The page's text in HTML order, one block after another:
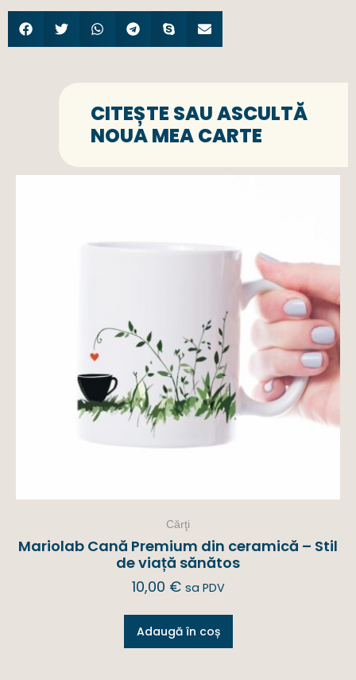
CITEȘTE SAU ASCULTĂ
NOUA MEA CARTE
Cărţi
Mariolab Cană Premium din ceramică – Stil
de viață sănătos
10,00 € sa PDV
Adaugă în coș